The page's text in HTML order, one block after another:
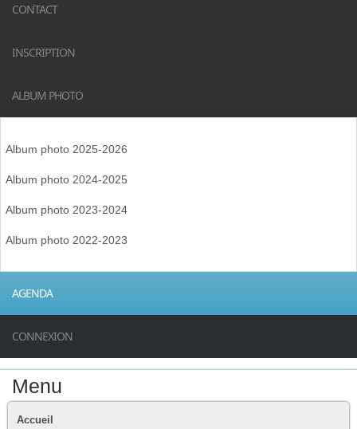
CONTACT
INSCRIPTION
ALBUM PHOTO
Album photo 2025-2026
Album photo 2024-2025
Album photo 2023-2024
Album photo 2022-2023
AGENDA
CONNEXION
Menu
Accueil